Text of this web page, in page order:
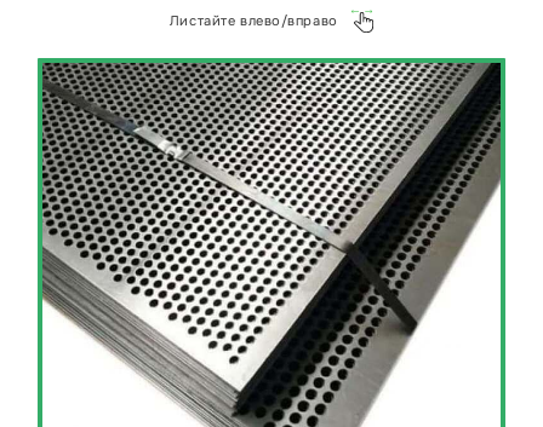
материалом. Этот аспект особенно важен в
становится приоритетом во многих отраслях.
Поддерживая циклы переработки,
производители могут снизить негативное
воздействие на окружающую среду и сократить
использование первичных ресурсов.
Отправьте ваш проект по лазерной резке
изделий из латуни или задайте любой вопрос в
наш WhatsApp https://wa.me/+79268941500 или
на почту kp@металлэкспресс.рф.
Листайте влево/вправо